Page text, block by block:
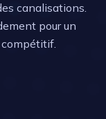
canalisations.
pour un
compétitif.